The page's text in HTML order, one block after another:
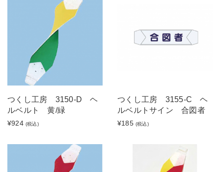
つくし工房 3150-D ヘ
ルベルト 黄/緑
¥924 (税込)
つくし工房 3155-C ヘ
ルベルトサイン 合図者
¥185 (税込)